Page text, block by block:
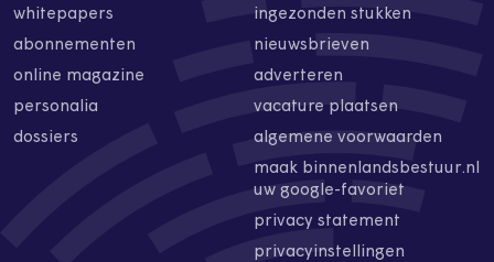
whitepapers
abonnementen
online magazine
personalia
dossiers
ingezonden stukken
nieuwsbrieven
adverteren
vacature plaatsen
algemene voorwaarden
maak binnenlandsbestuur.nl
uw google-favoriet
privacy statement
privacyinstellingen